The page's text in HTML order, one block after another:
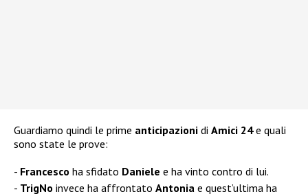
Guardiamo quindi le prime anticipazioni di Amici 24e quali
sono state le prove:
Francesco ha sfidato Daniele e ha vinto contro di lui.
TrigNo invece ha affrontato Antonia e quest’ultima ha